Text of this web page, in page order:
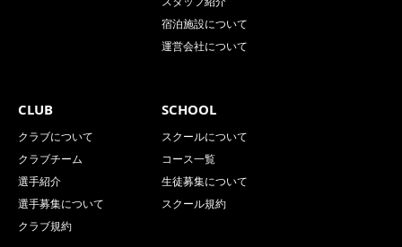
宿泊施設について
運営会社について
CLUB
クラブについて
クラブチーム
選手紹介
選手募集について
クラブ規約
SCHOOL
スクールについて
コース一覧
生徒募集について
スクール規約